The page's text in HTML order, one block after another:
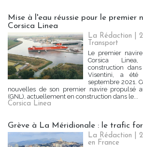
Mise à l'eau réussie pour le premier
Corsica Linea
La Rédaction |
Transport
Le premier
Corsica
construction
Visentini, a
septembre 2021.
nouvelles de son premier navire propulsé
(GNL), actuellement en construction dans le...
Corsica Linea
Grève à La Méridionale : le trafic
La Rédaction |
en France